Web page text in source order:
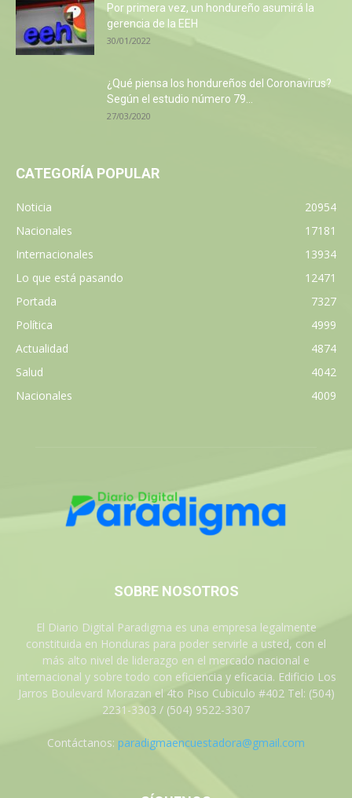
Por primera vez, un hondureño asumirá la
gerencia de la EEH
30/01/2022
¿Qué piensa los hondureños del Coronavirus?
Según el estudio número 79...
27/03/2020
CATEGORÍA POPULAR
Noticia
20954
Nacionales
17181
Internacionales
13934
Lo que está pasando
12471
Portada
7327
Política
4999
Actualidad
4874
Salud
4042
Nacionales
4009
SOBRE NOSOTROS
El Diario Digital Paradigma es una empresa legalmente
constituida en Honduras para poder servirle a usted, con el
más alto nivel de liderazgo en el mercado nacional e
internacional y sobre todo con eficiencia y eficacia. Edificio Los
Jarros Boulevard Morazan el 4to Piso Cubiculo #402 Tel: (504)
2231-3303 / (504) 9522-3307
Contáctanos: paradigmaencuestadora@gmail.com